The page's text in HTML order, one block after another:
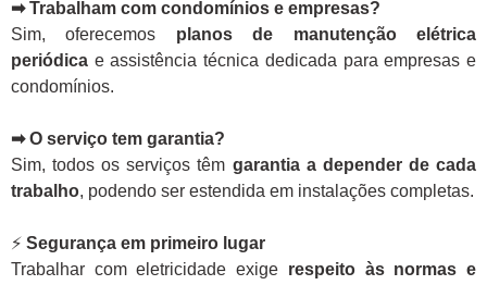
➡ Trabalham com condomínios e empresas?
Sim, oferecemos planos de manutenção elétrica
periódica e assistência técnica dedicada para empresas e
condomínios.
➡ O serviço tem garantia?
Sim, todos os serviços têm garantia a depender de cada
trabalho, podendo ser estendida em instalações completas.
⚡ Segurança em primeiro lugar
Trabalhar com eletricidade exige respeito às normas e